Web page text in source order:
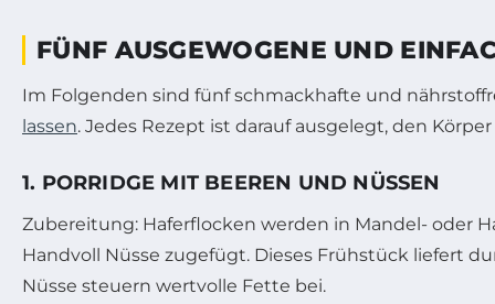
FÜNF AUSGEWOGENE UND
Im Folgenden sind fünf schmackhafte und
lassen. Jedes Rezept ist darauf ausgelegt, den
1. PORRIDGE MIT BEEREN UND NÜSSEN
Zubereitung: Haferflocken werden in Mandel- oder
Handvoll Nüsse zugefügt. Dieses Frühstück liefert
Nüsse steuern wertvolle Fette bei.